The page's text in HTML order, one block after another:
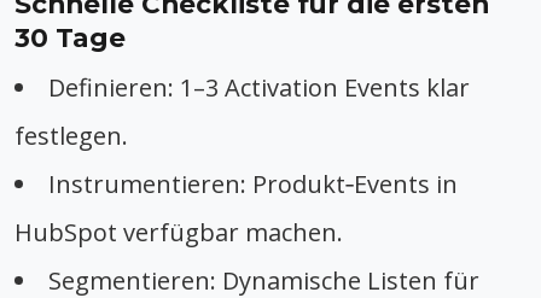
30 Tage
Definieren: 1–3 Activation Events klar
festlegen.
Instrumentieren: Produkt‑Events in
HubSpot verfügbar machen.
Segmentieren: Dynamische Listen für